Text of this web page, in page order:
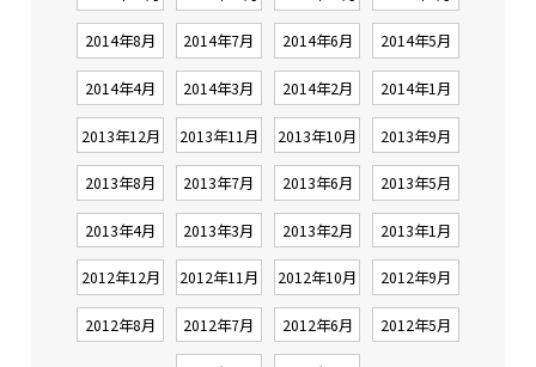
2014年8月 2014年7月 2014年6月 2014年5月
2014年4月 2014年3月 2014年2月 2014年1月
2013年12月 2013年11月 2013年10月 2013年9月
2013年8月 2013年7月 2013年6月 2013年5月
2013年4月 2013年3月 2013年2月 2013年1月
2012年12月 2012年11月 2012年10月 2012年9月
2012年8月 2012年7月 2012年6月 2012年5月